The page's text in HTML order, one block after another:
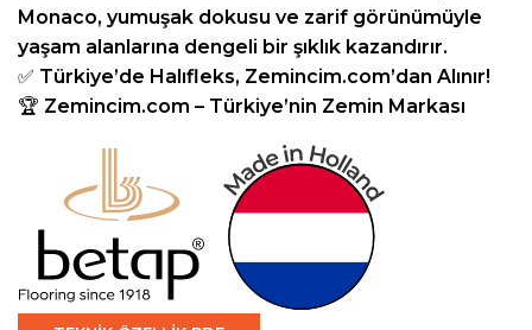
Monaco, yumuşak dokusu ve zarif görünümüyle
yaşam alanlarına dengeli bir şıklık kazandırır.
✅ Türkiye’de Halıfleks, Zemincim.com’dan Alınır!
🏆 Zemincim.com – Türkiye’nin Zemin Markası